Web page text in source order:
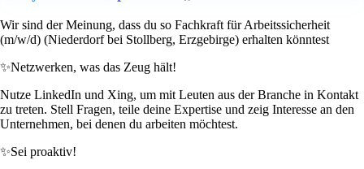
Wir sind der Meinung, dass du so Fachkraft für Arbeitssicherheit
(m/w/d) (Niederdorf bei Stollberg, Erzgebirge) erhalten könntest
✨Netzwerken, was das Zeug hält!
Nutze LinkedIn und Xing, um mit Leuten aus der Branche in Kontakt
zu treten. Stell Fragen, teile deine Expertise und zeig Interesse an den
Unternehmen, bei denen du arbeiten möchtest.
✨Sei proaktiv!